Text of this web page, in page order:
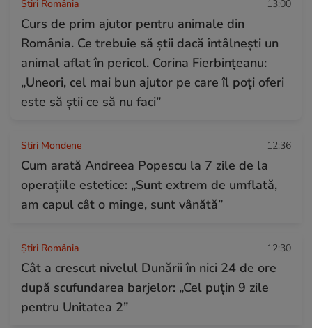
Știri România 13:00
Curs de prim ajutor pentru animale din
România. Ce trebuie să știi dacă întâlnești un
animal aflat în pericol. Corina Fierbințeanu:
„Uneori, cel mai bun ajutor pe care îl poți oferi
este să știi ce să nu faci”
Stiri Mondene 12:36
Cum arată Andreea Popescu la 7 zile de la
operațiile estetice: „Sunt extrem de umflată,
am capul cât o minge, sunt vânătă”
Știri România 12:30
Cât a crescut nivelul Dunării în nici 24 de ore
după scufundarea barjelor: „Cel puțin 9 zile
pentru Unitatea 2”